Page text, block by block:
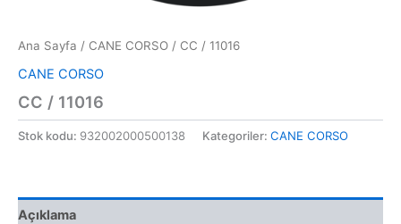
Ana Sayfa / CANE CORSO / CC / 11016
CANE CORSO
CC / 11016
Stok kodu: 932002000500138 Kategoriler: CANE CORSO
Açıklama